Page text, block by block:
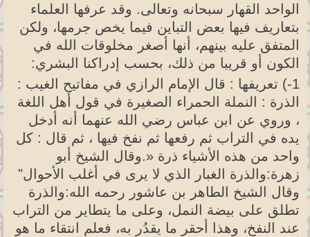
الواحد القهار سبحانه وتعالى. وقد عرفها العلماء
بتعاريف فيها بعض التباين فيما يخص جرمها، ولكن
المتفق عليه بينهم، أنها أصغر مخلوقات الله في
الكون أو قريبا من ذلك، بحسب إدراكنا البشري:
1-) تعريفها : قال الإمام الرازي في مفاتيح الغيب :
الذرة : النملة الحمراء الصغيرة في قول أهل اللغة
، وروي عن ابن عباس رضي الله عنهما أنه أدخل
يده في التراب ثم رفعها ثم نفخ فيها ، ثم قال : كل
واحد من هذه الأشياء ذرة «.وقال الشيخ أبو
زهرة:والذرة الغبار الذي لا يرى في أغلب الأحوال"
وقال الشيخ الطاهر بن عاشور رحمه الله:والذرة
تطلق على بيضة النمل، وعلى ما يتطاير من التراب
عند النفخ، وهذا أحقر ما يقدُر به، فعلم انتقاء ما هو